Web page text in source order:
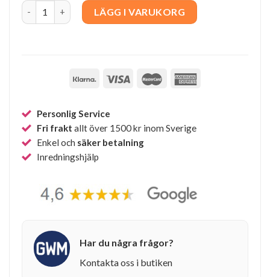
Acrylic Painting " Blue Vase" 143x83cm quantity
LÄGG I VARUKORG
Personlig Service
Fri frakt allt över 1500 kr inom Sverige
Enkel och säker betalning
Inredningshjälp
Har du några frågor?
Kontakta oss i butiken